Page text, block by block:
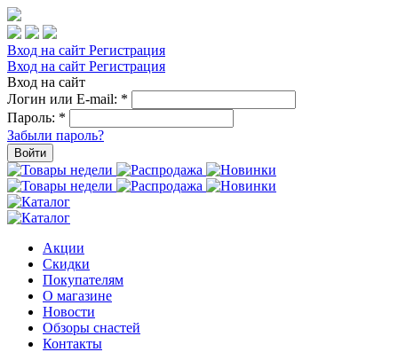
Вход на сайт Регистрация
Вход на сайт Регистрация
Вход на сайт
Логин или E-mail: *
Пароль: *
Забыли пароль?
Войти
Акции
Скидки
Покупателям
О магазине
Новости
Обзоры снастей
Контакты